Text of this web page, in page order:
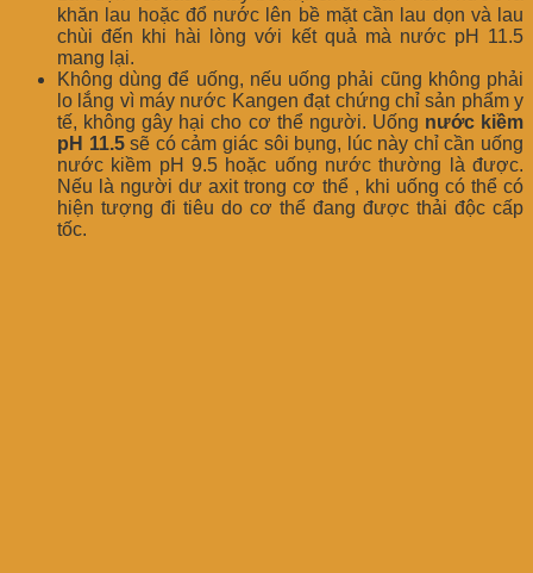
khăn lau hoặc đổ nước lên bề mặt cần lau dọn và lau
chùi đến khi hài lòng với kết quả mà nước pH 11.5
mang lại.
Không dùng để uống, nếu uống phải cũng không phải
lo lắng vì máy nước Kangen đạt chứng chỉ sản phẩm y
tế, không gây hại cho cơ thể người. Uống nước kiềm
pH 11.5sẽ có cảm giác sôi bụng, lúc này chỉ cần uống
nước kiềm pH 9.5 hoặc uống nước thường là được.
Nếu là người dư axit trong cơ thể , khi uống có thể có
hiện tượng đi tiêu do cơ thể đang được thải độc cấp
tốc.